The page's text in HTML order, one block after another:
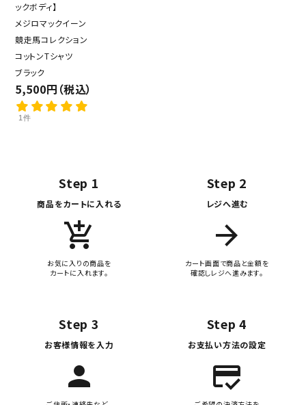
ックボディ】
メジロマックイーン
競走馬コレクション
コットンTシャツ
ブラック
5,500円（税込）
1件
Step 1
商品をカートに入れる
add_shopping_cart
お気に入りの商品を
カートに入れます。
Step 2
レジへ進む
arrow_forward
カート画面で商品と金額を
確認しレジへ進みます。
Step 3
お客様情報を入力
person
Step 4
お支払い方法の設定
credit_score